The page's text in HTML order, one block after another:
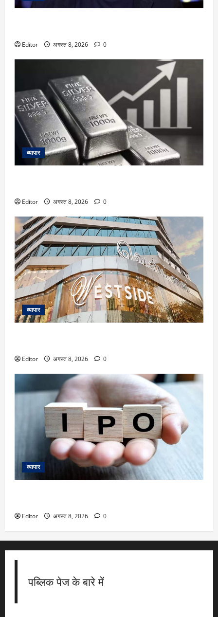
Editor अगस्त 8, 2026 0
व्यापार
Editor अगस्त 8, 2026 0
व्यापार
Editor अगस्त 8, 2026 0
व्यापार
Editor अगस्त 8, 2026 0
पब्लिक पेज के बारे में